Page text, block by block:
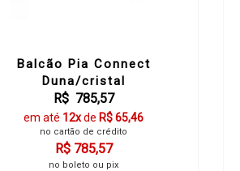
Balcão Pia Connect
Duna/cristal
R$ 785,57
em até 12xde R$ 65,46
no cartão de crédito
R$ 785,57
no boleto ou pix